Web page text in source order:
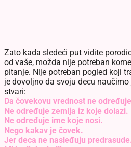
Zato kada sledeći put vidite
od vaše, možda nije potreban
pitanje. Nije potreban pogled koji
je dovoljno da svoju decu
stvari:
Da čovekovu vrednost ne
Ne određuje zemlja iz koje dolazi.
Ne određuje ime koje nosi.
Nego kakav je čovek.
Jer deca ne nasleđuju